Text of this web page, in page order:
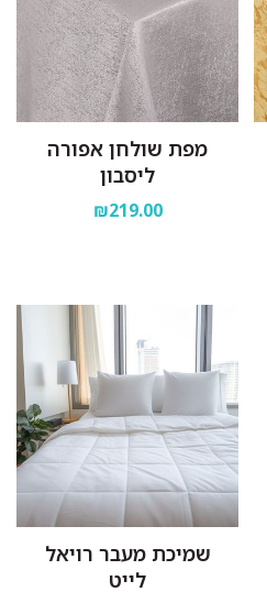
מפת שולחן אפורה
ליסבון
₪219.00
שמיכת מעבר רויאל
לייט